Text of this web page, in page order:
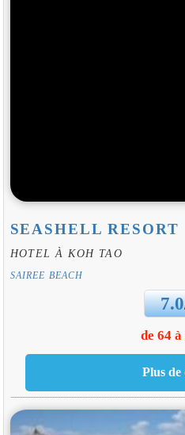
SEASHELL RESORT
HOTEL À KOH TAO
SAIREE BEACH
7.0
de 64